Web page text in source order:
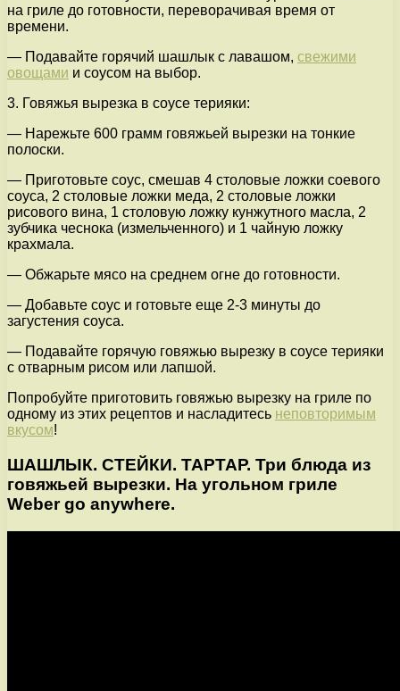
на гриле до готовности, переворачивая время от
времени.
— Подавайте горячий шашлык с лавашом, свежими
овощами и соусом на выбор.
3. Говяжья вырезка в соусе терияки:
— Нарежьте 600 грамм говяжьей вырезки на тонкие
полоски.
— Приготовьте соус, смешав 4 столовые ложки соевого
соуса, 2 столовые ложки меда, 2 столовые ложки
рисового вина, 1 столовую ложку кунжутного масла, 2
зубчика чеснока (измельченного) и 1 чайную ложку
крахмала.
— Обжарьте мясо на среднем огне до готовности.
— Добавьте соус и готовьте еще 2-3 минуты до
загустения соуса.
— Подавайте горячую говяжью вырезку в соусе терияки
с отварным рисом или лапшой.
Попробуйте приготовить говяжью вырезку на гриле по
одному из этих рецептов и насладитесь неповторимым
вкусом!
ШАШЛЫК. СТЕЙКИ. ТАРТАР. Три блюда из
говяжьей вырезки. На угольном гриле
Weber go anywhere.